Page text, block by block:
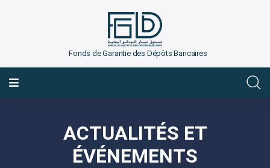
Fonds de Garantie des Dépôts Bancaires
ACTUALITÉS ET
ÉVÉNEMENTS